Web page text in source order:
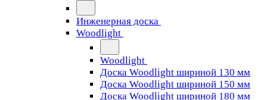
Инженерная доска
Woodlight
Woodlight
Доска Woodlight шириной 130 мм
Доска Woodlight шириной 150 мм
Доска Woodlight шириной 180 мм